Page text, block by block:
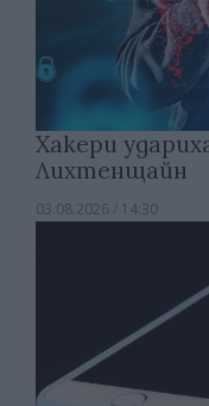
Хакери
Лихтенщайн
03.08.2026 / 14:30